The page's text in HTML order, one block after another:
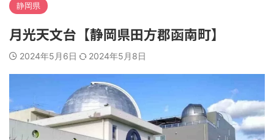
静岡県
月光天文台【静岡県田方郡函南町】
2024年5月6日 2024年5月8日